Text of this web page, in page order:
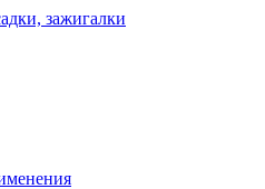
зажигалки